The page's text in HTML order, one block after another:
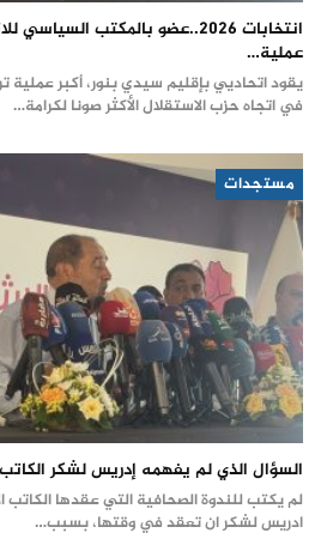
انتخابات 2026..عضو بالمكتب
عملية…
يقود اتحاديي بإقليم سيدي بنور، أكبر عملية
في اتجاه حزب الاستقلال الأكثر صونا لكرامة…
مستجدات
السؤال الذي لم يفهمه إدريس لشكر الكاتب
لم يكتب للندوة الصحافية التي عقدها الكاتب
ادريس لشكر ان تعقد في وقتها، بسبب…